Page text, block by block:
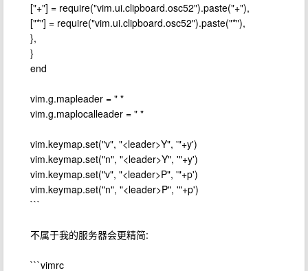
["+"] = require("vim.ui.clipboard.osc52").paste("+"),
["*"] = require("vim.ui.clipboard.osc52").paste("*"),
},
}
end
vim.g.mapleader = " "
vim.g.maplocalleader = " "
vim.keymap.set("v", "<leader>Y", '"+y')
vim.keymap.set("n", "<leader>Y", '"+y')
vim.keymap.set("v", "<leader>P", '"+p')
vim.keymap.set("n", "<leader>P", '"+p')
```
不属于我的服务器会更精简:
```vimrc